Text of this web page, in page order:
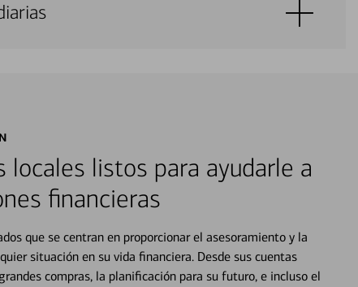
locales listos para ayudarle a
financieras
que se centran en proporcionar el asesoramiento y la
situación en su vida financiera. Desde sus cuentas
compras, la planificación para su futuro, e incluso el